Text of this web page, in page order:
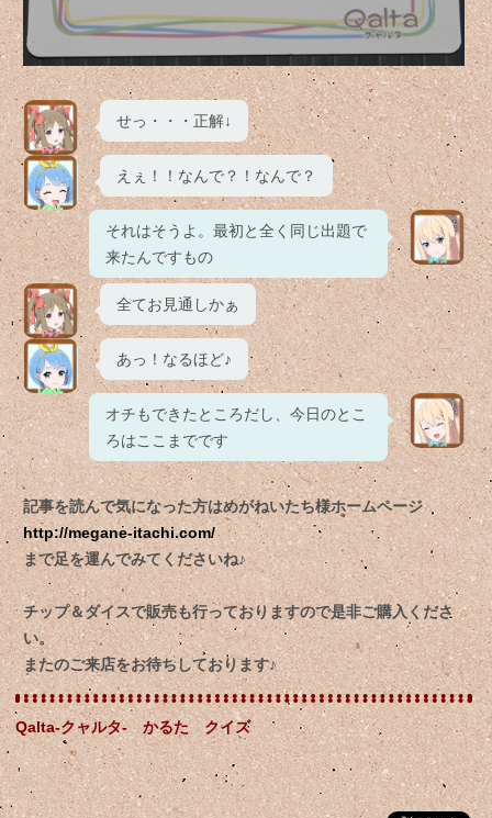
せっ・・・正解↓
えぇ！！なんで？！なんで？
それはそうよ。最初と全く同じ出題で
来たんですもの
全てお見通しかぁ
あっ！なるほど♪
オチもできたところだし、今日のとこ
ろはここまでです
記事を読んで気になった方はめがねいたち様ホームページ
http://megane-itachi.com/
まで足を運んでみてくださいね♪
チップ＆ダイスで販売も行っておりますので是非ご購入くださ
い。
またのご来店をお待ちしております♪
Qalta-クャルタ- かるた クイズ